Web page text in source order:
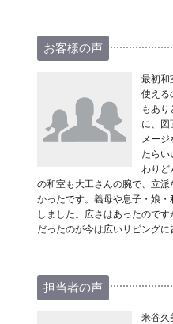
お客様の声
最初和
使える
もあ
に、図
メージ
たらい
わりど
の和室も大工さんの腕で、立
かったです。義母や息子・娘
しました。広さはあったので
だったのが今は広いリビングに
担当者の声
米谷久